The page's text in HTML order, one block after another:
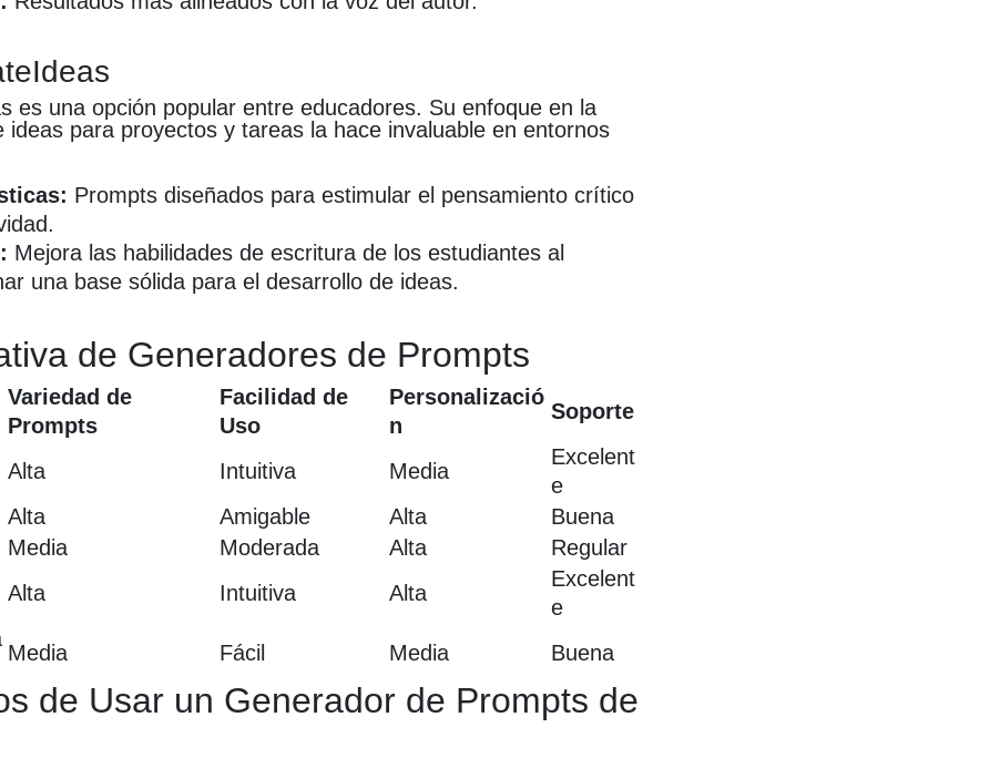
es una opción popular entre educadores. Su enfoque en la
ideas para proyectos y tareas la hace invaluable en entornos
Prompts diseñados para estimular el pensamiento crítico
Mejora las habilidades de escritura de los estudiantes al
una base sólida para el desarrollo de ideas.
de Generadores de Prompts
Variedad de
Prompts
Facilidad de
Uso
Personalizació
n
Soporte
Alta Intuitiva Media
Excelent
e
Alta Amigable Alta
Buena
Media Moderada Alta
Regular
Alta Intuitiva Alta
Excelent
e
Media Fácil Media Buena
de Usar un Generador de Prompts de